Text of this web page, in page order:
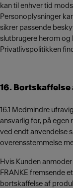
kan til enhver tid
Personoplysninger
sikrer passende
slutbrugere herom og
Privatlivspolitikken
16. Bortskaffelse
16.1 Medmindre
ansvarlig for, på
ved endt anvendelse
overensstemmelse
Hvis Kunden
FRANKE fremsende
bortskaffelse af